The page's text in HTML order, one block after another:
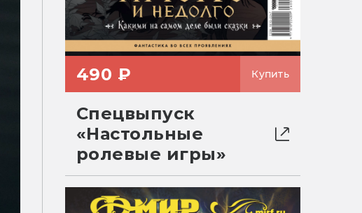
490 ₽ Купить
Спецвыпуск
«Настольные
ролевые игры»